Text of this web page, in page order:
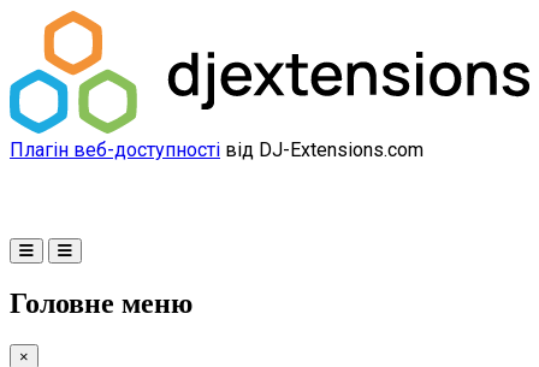
Плагін веб-доступності від DJ-Extensions.com
Головне меню
×